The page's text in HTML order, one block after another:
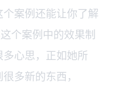
案例还能让你了解
个案例中的效果制
心思，正如她所
多新的东西，